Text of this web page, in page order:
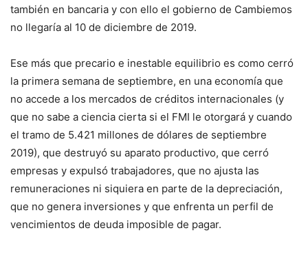
también en bancaria y con ello el gobierno de Cambiemos
no llegaría al 10 de diciembre de 2019.
Ese más que precario e inestable equilibrio es como cerró
la primera semana de septiembre, en una economía que
no accede a los mercados de créditos internacionales (y
que no sabe a ciencia cierta si el FMI le otorgará y cuando
el tramo de 5.421 millones de dólares de septiembre
2019), que destruyó su aparato productivo, que cerró
empresas y expulsó trabajadores, que no ajusta las
remuneraciones ni siquiera en parte de la depreciación,
que no genera inversiones y que enfrenta un perfil de
vencimientos de deuda imposible de pagar.